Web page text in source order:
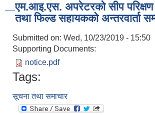
एम.आइ.एस. अपरेटरको सीप परिक्षण
तथा फिल्ड सहायकको अन्तरवार्ता
Submitted on: Wed, 10/23/2019 - 15:50
Supporting Documents:
notice.pdf
Tags:
सूचना तथा समाचार